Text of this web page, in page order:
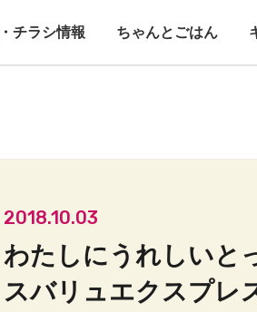
チラシ情報 ちゃんとごはん
2018.10.03
わたしにうれしいと
スバリュエクスプレ